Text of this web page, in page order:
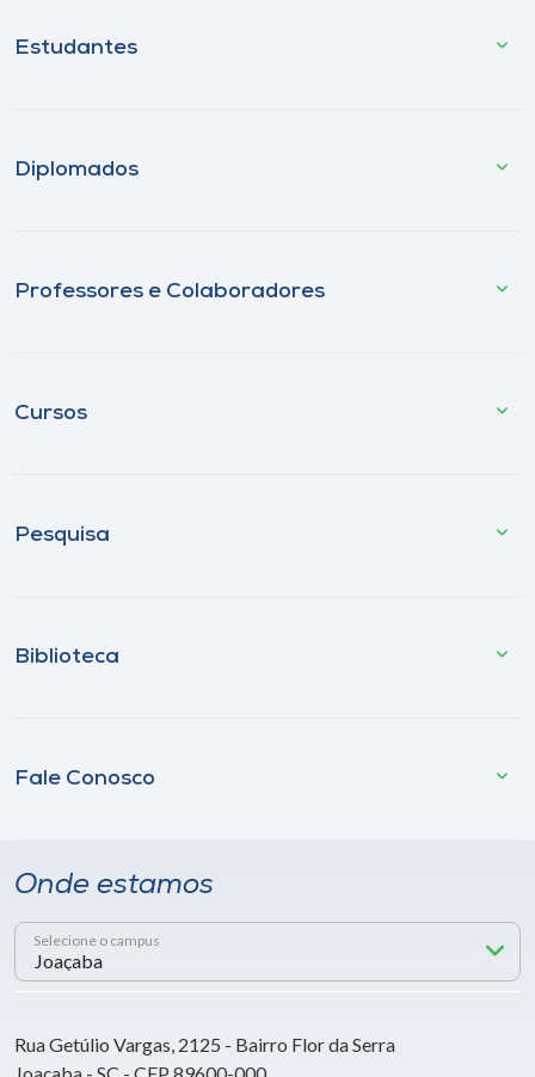
Estudantes
Diplomados
Professores e Colaboradores
Cursos
Pesquisa
Biblioteca
Fale Conosco
Onde estamos
Selecione o campus
Rua Getúlio Vargas, 2125 - Bairro Flor da Serra